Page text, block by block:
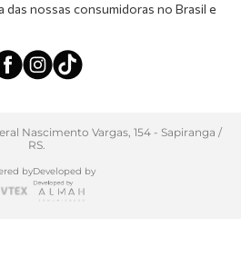
das nossas consumidoras no Brasil e
Nascimento Vargas, 154 - Sapiranga /
RS.
byDeveloped by